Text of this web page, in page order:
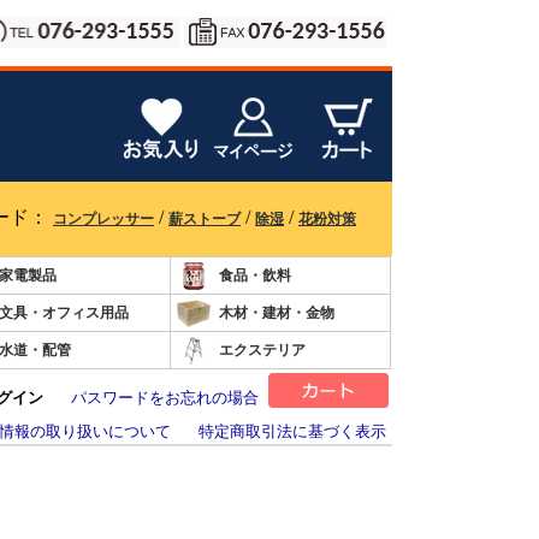
ド： コンプレッサー / 薪ストーブ/ 除湿 / 花粉対策
家電製品 食品・飲料
文具・オフィス用品 木材・建材・金物
水道・配管 エクステリア
イン
パスワードをお忘れの場合
報の取り扱いについて
特定商取引法に基づく表示